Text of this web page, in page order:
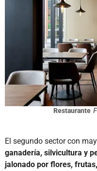
Restaurante
El segundo sector con
ganadería, silvicultura y
jalonado por flores,